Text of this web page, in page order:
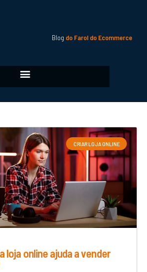
Blog do Farol do Ecommerce
CRIAR LOJA ONLINE
loja online ajuda a vender